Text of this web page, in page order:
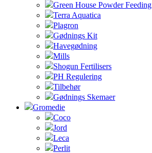
Green House Powder Feeding
Terra Aquatica
Plagron
Gødnings Kit
Havegødning
Mills
Shogun Fertilisers
PH Regulering
Tilbehør
Gødnings Skemaer
Gromedie
Coco
Jord
Leca
Perlit